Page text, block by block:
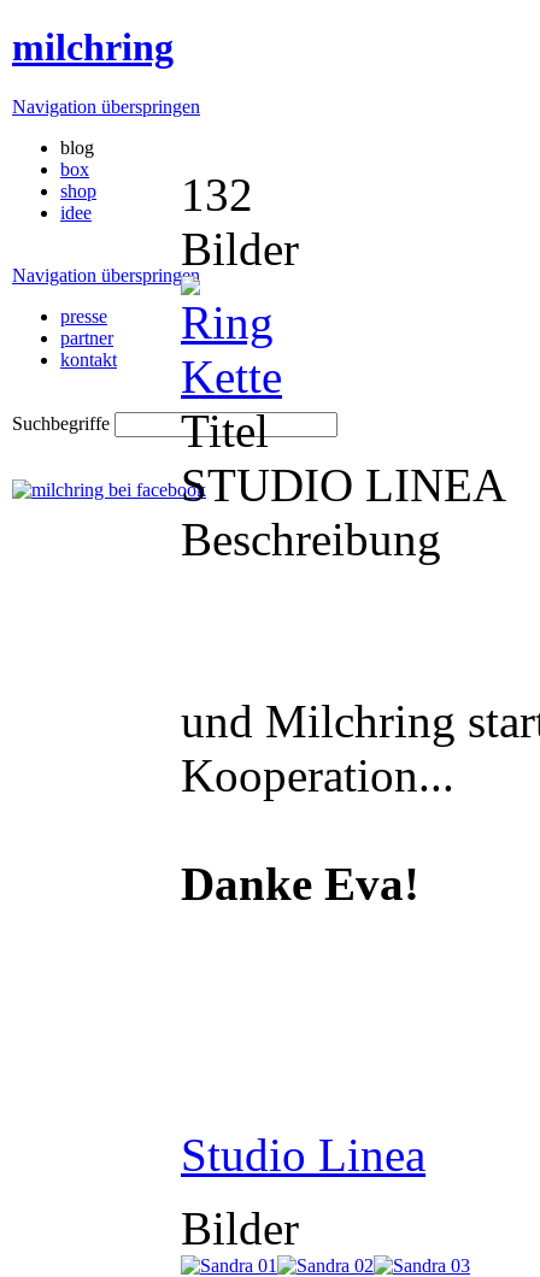
milchring
Navigation überspringen
blog
box
shop
idee
Navigation überspringen
presse
partner
kontakt
Suchbegriffe
132
Bilder
Titel
STUDIO LINEA
Beschreibung
und Milchring
Kooperation...
Danke Eva!
Studio Linea
Bilder